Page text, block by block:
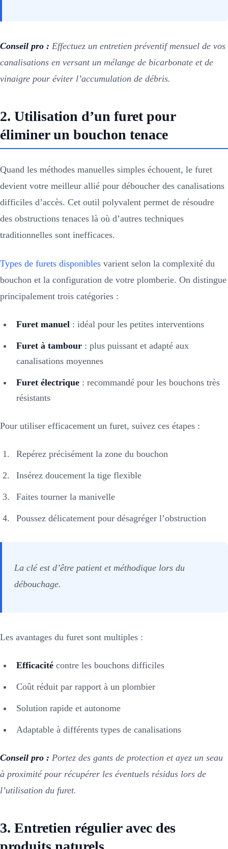
Conseil pro : Effectuez un entretien préventif mensuel de vos
canalisations en versant un mélange de bicarbonate et de
vinaigre pour éviter l’accumulation de débris.
2. Utilisation d’un furet pour
éliminer un bouchon tenace
Quand les méthodes manuelles simples échouent, le furet
devient votre meilleur allié pour déboucher des canalisations
difficiles d’accès. Cet outil polyvalent permet de résoudre
des obstructions tenaces là où d’autres techniques
traditionnelles sont inefficaces.
Types de furets disponibles varient selon la complexité du
bouchon et la configuration de votre plomberie. On distingue
principalement trois catégories :
Furet manuel : idéal pour les petites interventions
Furet à tambour : plus puissant et adapté aux
canalisations moyennes
Furet électrique : recommandé pour les bouchons très
résistants
Pour utiliser efficacement un furet, suivez ces étapes :
Repérez précisément la zone du bouchon
Insérez doucement la tige flexible
Faites tourner la manivelle
Poussez délicatement pour désagréger l’obstruction
La clé est d’être patient et méthodique lors du
débouchage.
Les avantages du furet sont multiples :
Efficacité contre les bouchons difficiles
Coût réduit par rapport à un plombier
Solution rapide et autonome
Adaptable à différents types de canalisations
Conseil pro : Portez des gants de protection et ayez un seau
à proximité pour récupérer les éventuels résidus lors de
l’utilisation du furet.
3. Entretien régulier avec des